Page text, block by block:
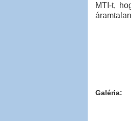
MTI-t,
Galéria: